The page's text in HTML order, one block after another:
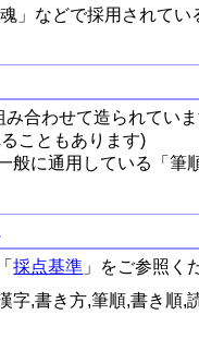
」などで採用されてい
み合わせて造られてい
こともあります)
般に通用している「筆
採点基準 」をご参照く
字,書き方,筆順,書き順,